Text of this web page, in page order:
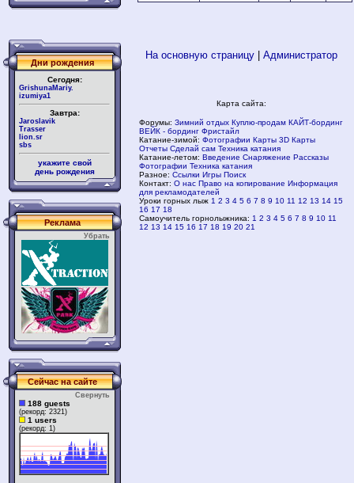
Дни рождения
Сегодня:
GrishunaMariy.
izumiya1
Завтра:
Jaroslavik
Trasser
lion.sr
sbs
укажите свой
день рождения
Реклама
Убрать
Сейчас на сайте
Свернуть
188 guests
(рекорд: 2321)
1 users
(рекорд: 1)
На основную страницу Администратор
Карта сайта:
Форумы: Зимний отдых Куплю-продам КАЙТ-бординг
ВЕЙК - бординг Фристайл
Катание-зимой: Фотографии Карты 3D Карты
Отчеты Сделай сам Техника катания
Катание-летом: Введение Снаряжение Рассказы
Фотографии Техника катания
Разное: Ссылки Игры Поиск
Контакт: О нас Право на копирование Информация
для рекламодателей
Уроки горных лыж 1 2 3 4 5 6 7 8 9 10 11 12 13 14 15
16 17 18
Самоучитель горнолыжника: 1 2 3 4 5 6 7 8 9 10 11
12 13 14 15 16 17 18 19 20 21